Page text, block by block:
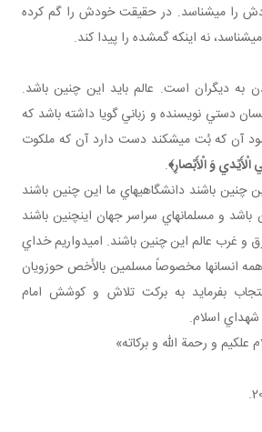
را مي شناسد. در حقيقت خودش را گم کرده
شناسد، نه اينکه گمشده را پيدا کند.
ديگران است. عالم بايد اين چنين باشد.
دستي نويسنده و زباني گويا داشته باشد که
آن که بُت مي شکند دست دارد آن که ملکوت
الْأَيْدي وَ الْأَبْصارِ﴾.
چنين باشند دانشگاهي هاي ما اين چنين باشند
باشد و مسلمان هاي سراسر جهان اين چنين باشند
و غرب عالم اين چنين باشند. اميدواريم خداي
همه انسان ها مخصوصاً مسلمين بالأخص حوزويان
بفرمايد به برکت تلاش و کوشش امام
شهداي اسلام.
علکيم و رحمة الله و برکاته»